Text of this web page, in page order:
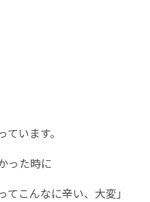
います。
った時に
てこんなに辛い、大変」